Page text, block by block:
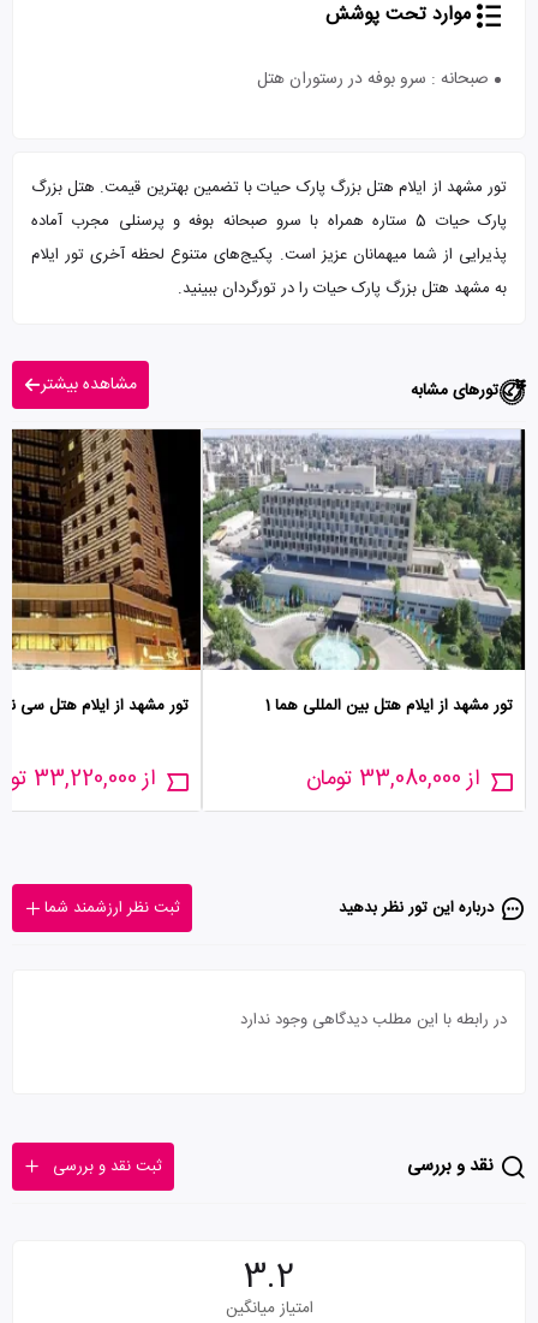
موارد تحت پوشش
صبحانه : سرو بوفه در رستوران هتل
تور مشهد از ایلام هتل بزرگ پارک حیات با تضمین بهترین قیمت. هتل بزرگ
پارک حیات 5 ستاره همراه با سرو صبحانه بوفه و پرسنلی مجرب آماده
پذیرایی از شما میهمانان عزیز است. پکیج‌های متنوع لحظه آخری تور ایلام
به مشهد هتل بزرگ پارک حیات را در تورگردان ببینید.
تورهای مشابه مشاهده بیشتر
تور مشهد از ایلام هتل بین المللی هما 1
از 33,080,000 تومان
تور مشهد از ایلام هتل سی
از 33,220,000 تومان
درباره این تور‌ نظر بدهید ثبت نظر ارزشمند شما
در رابطه با این مطلب دیدگاهی وجود ندارد
نقد و بررسی ثبت نقد و بررسی
3.2
امتیاز میانگین